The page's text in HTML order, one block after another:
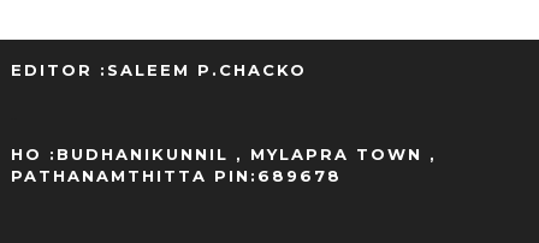
EDITOR :SALEEM P.CHACKO
HO :BUDHANIKUNNIL , MYLAPRA TOWN ,
PATHANAMTHITTA PIN:689678